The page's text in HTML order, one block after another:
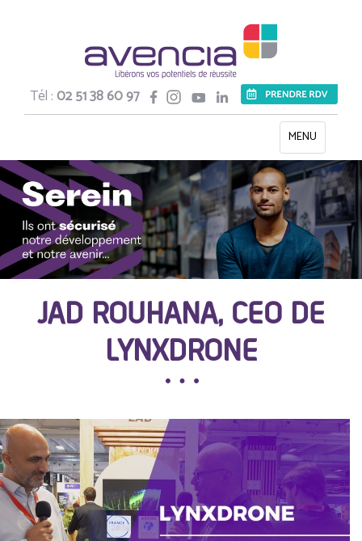
Tél :02 51 38 60 97
Toggle
navigation
MENU
JAD ROUHANA, CEO DE
LYNXDRONE